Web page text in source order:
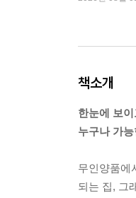
책소개
한눈에 보
누구나 가능
무인양품에
되는 집, 그